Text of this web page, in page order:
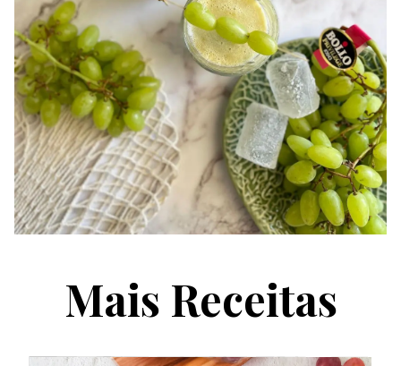
Mais Receitas